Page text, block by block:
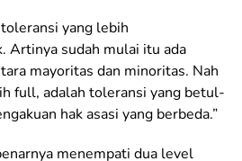
yang lebih
Artinya sudah mulai itu ada
mayoritas dan minoritas. Nah
full, adalah toleransi yang betul-
hak asasi yang berbeda.”
menempati dua level